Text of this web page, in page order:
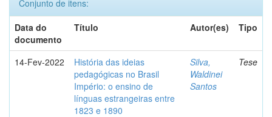
Conjunto de itens:
Data do
documento
Título Autor(es) Tipo
14-Fev-2022
História das ideias
pedagógicas no Brasil
Império: o ensino de
línguas estrangeiras entre
1823 e 1890
Silva,
Waldinei
Santos
Tese